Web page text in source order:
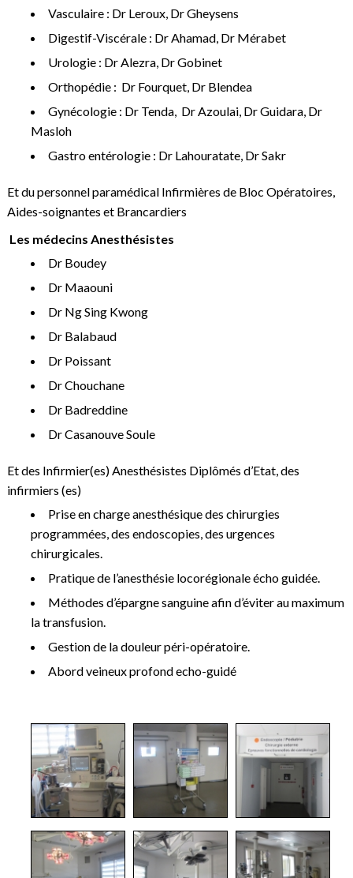
Vasculaire : Dr Leroux, Dr Gheysens
Digestif-Viscérale : Dr Ahamad, Dr Mérabet
Urologie : Dr Alezra, Dr Gobinet
Orthopédie : Dr Fourquet, Dr Blendea
Gynécologie : Dr Tenda, Dr Azoulai, Dr Guidara, Dr
Masloh
Gastro entérologie : Dr Lahouratate, Dr Sakr
Et du personnel paramédical Infirmières de Bloc Opératoires,
Aides-soignantes et Brancardiers
Les médecins Anesthésistes
Dr Boudey
Dr Maaouni
Dr Ng Sing Kwong
Dr Balabaud
Dr Poissant
Dr Chouchane
Dr Badreddine
Dr Casanouve Soule
Et des Infirmier(es) Anesthésistes Diplômés d’Etat, des
infirmiers (es)
Prise en charge anesthésique des chirurgies
programmées, des endoscopies, des urgences
chirurgicales.
Pratique de l’anesthésie locorégionale écho guidée.
Méthodes d’épargne sanguine afin d’éviter au maximum
la transfusion.
Gestion de la douleur péri-opératoire.
Abord veineux profond echo-guidé